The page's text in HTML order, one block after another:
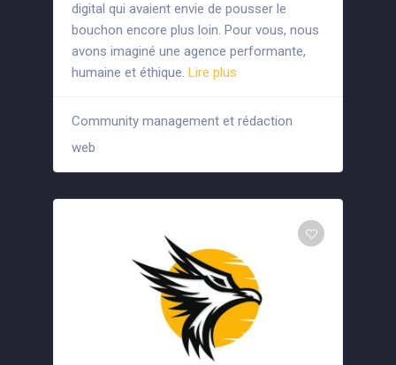
digital qui avaient envie de pousser le
bouchon encore plus loin. Pour vous, nous
avons imaginé une agence performante,
humaine et éthique. Lire plus
Community management et rédaction
web